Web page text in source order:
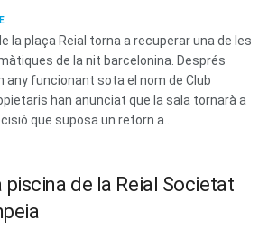
la plaça Reial torna a recuperar una de les
de la nit barcelonina. Després
any funcionant sota el nom de Club
han anunciat que la sala tornarà a
que suposa un retorn a...
piscina de la Reial Societat